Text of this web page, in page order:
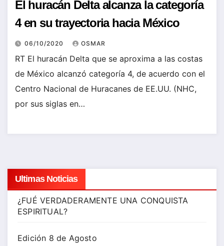
El huracán Delta alcanza la categoría
4 en su trayectoria hacia México
06/10/2020 OSMAR
RT El huracán Delta que se aproxima a las costas
de México alcanzó categoría 4, de acuerdo con el
Centro Nacional de Huracanes de EE.UU. (NHC,
por sus siglas en…
Ultimas Noticias
¿FUÉ VERDADERAMENTE UNA CONQUISTA
ESPIRITUAL?
Edición 8 de Agosto